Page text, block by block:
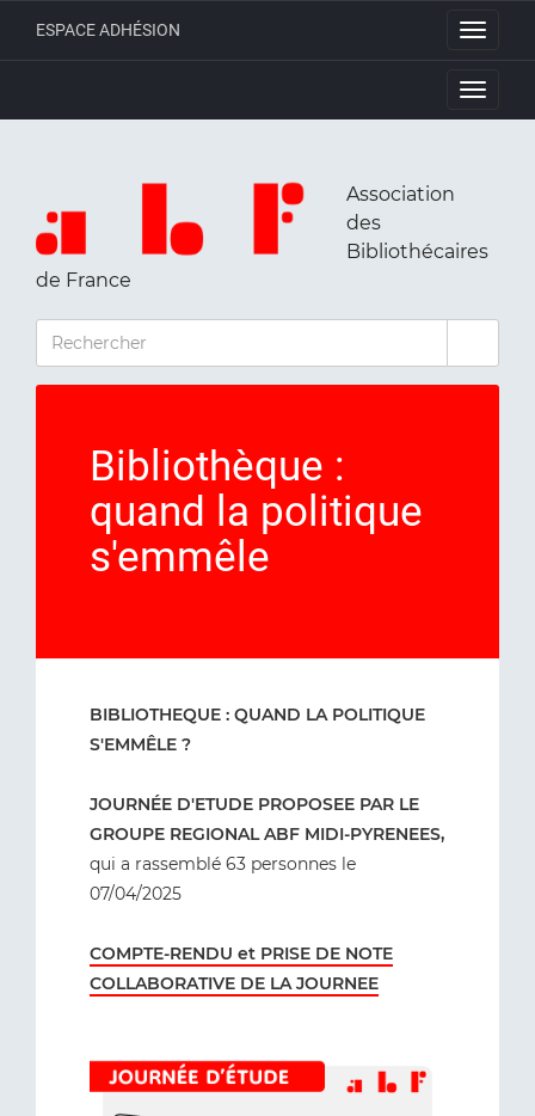
Toggle
ESPACE ADHÉSION
Toggle
Association
des
Bibliothécaires
de France
RECHERCHER
Bibliothèque :
quand la politique
s'emmêle
BIBLIOTHEQUE : QUAND LA POLITIQUE
S'EMMÊLE ?
JOURNÉE D'ETUDE PROPOSEE PAR LE
GROUPE REGIONAL ABF MIDI-PYRENEES,
qui a rassemblé 63 personnes le
07/04/2025
COMPTE-RENDU et PRISE DE NOTE
COLLABORATIVE DE LA JOURNEE